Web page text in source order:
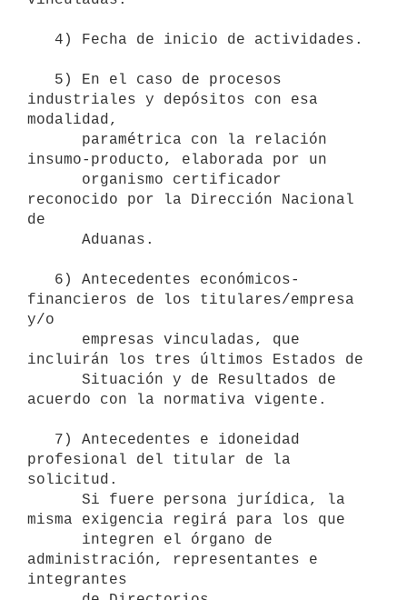
industriales y depósitos con esa
modalidad,
insumo-producto, elaborada por un
reconocido por la Dirección Nacional
de
financieros de los titulares/empresa
y/o
incluirán los tres últimos Estados de
acuerdo con la normativa vigente.
profesional del titular de la
solicitud.
misma exigencia regirá para los que
administración, representantes e
integrantes